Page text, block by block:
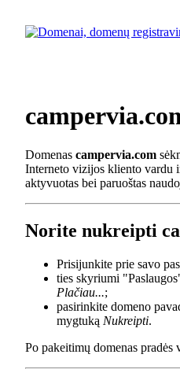
Domenas campervia.com
Interneto vizijos kliento vardu
aktyvuotas bei paruoštas
Norite nukreipti
Prisijunkite prie savo
ties skyriumi
Plačiau...;
pasirinkite domeno
mygtuką Nukreipti.
Po pakeitimų domenas pradės